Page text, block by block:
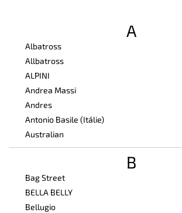
A
Albatross
Allbatross
ALPINI
Andrea Massi
Andres
Antonio Basile (Itálie)
Australian
B
Bag Street
BELLA BELLY
Bellugio